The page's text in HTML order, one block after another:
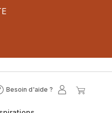
Besoin d'aide ?
Mon